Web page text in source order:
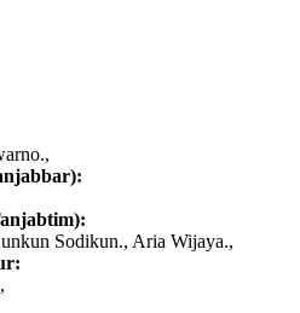
Sodikun., Aria Wijaya.,